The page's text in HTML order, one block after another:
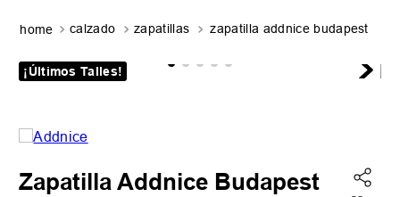
3.
basquet
5. zapatillas adidas
calzado zapatillas zapatilla addnice budapest
¡Últimos Talles!
Zapatilla Addnice Budapest